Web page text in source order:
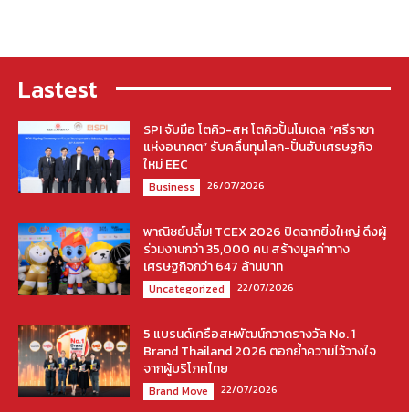
Lastest
SPI จับมือ โตคิว-สห โตคิวปั้นโมเดล “ศรีราชา
แห่งอนาคต” รับคลื่นทุนโลก-ปั้นฮับเศรษฐกิจ
ใหม่ EEC
Business 26/07/2026
พาณิชย์ปลื้ม! TCEX 2026 ปิดฉากยิ่งใหญ่ ดึงผู้
ร่วมงานกว่า 35,000 คน สร้างมูลค่าทาง
เศรษฐกิจกว่า 647 ล้านบาท
Uncategorized 22/07/2026
5 แบรนด์เครือสหพัฒน์กวาดรางวัล No. 1
Brand Thailand 2026 ตอกย้ำความไว้วางใจ
จากผู้บริโภคไทย
Brand Move 22/07/2026